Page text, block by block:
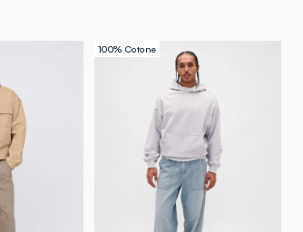
100% Cotone